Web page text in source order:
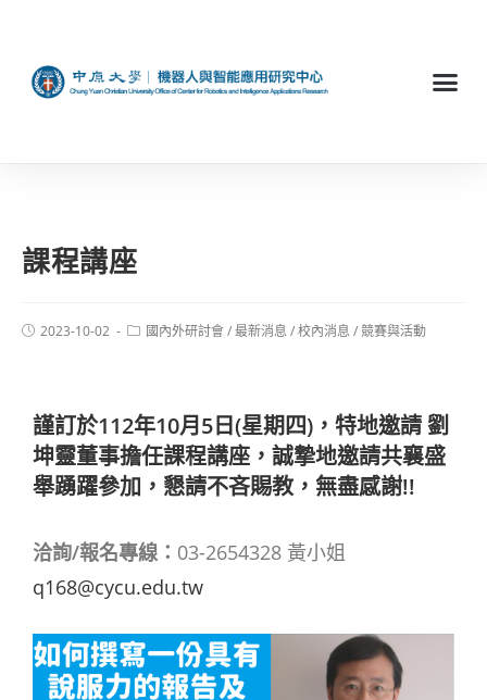
課程講座
2023-10-02 國內外研討會/最新消息 /校內消息 /競賽與活動
謹訂於112年10月5日(星期四)， 特地邀請 劉
坤靈董事擔任課程講座， 誠摯地邀請共襄盛
舉踴躍參加，懇請不吝賜教，無盡感謝!!
洽詢/報名專線： 03-2654328 黃小姐
q168@cycu.edu.tw